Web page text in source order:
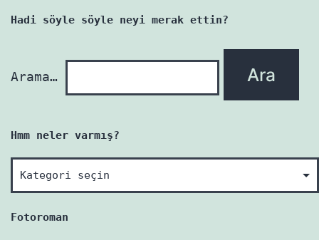
yazı
Hadi söyle söyle neyi merak ettin?
Arama…
Hmm neler varmış?
Hmm
neler
varmış?
Fotoroman